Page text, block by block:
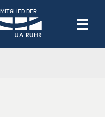
MITGLIED DER